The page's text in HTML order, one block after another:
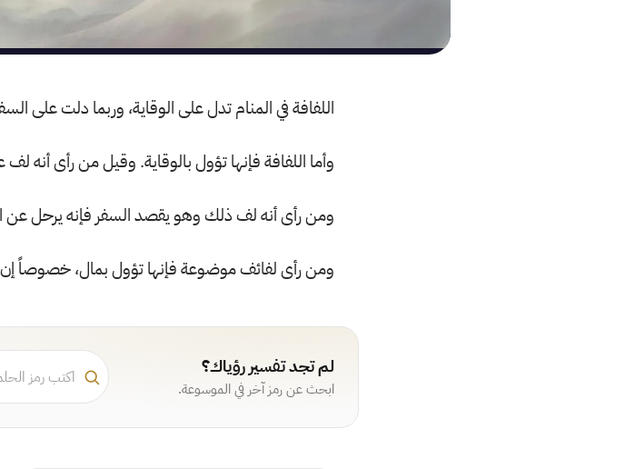
اللفافة في المنام تدل على الوقاية، وربما دلت على
وأما اللفافة فإنها تؤول بالوقاية. وقيل من رأى أنه
ومن رأى أنه لف ذلك وهو يقصد السفر فإنه يرحل عن
ومن رأى لفائف موضوعة فإنها تؤول بمال، خصوصاً
لم تجد تفسير رؤياك؟
ابحث عن رمز آخر في الموسوعة.